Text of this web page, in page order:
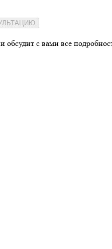
обсудит с вами все